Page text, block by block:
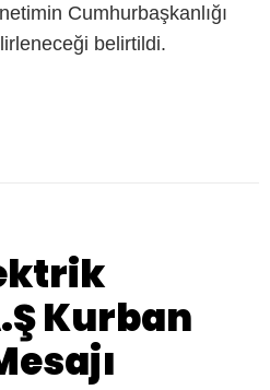
Cumhurbaşkanlığı
belirtildi.
Kurban